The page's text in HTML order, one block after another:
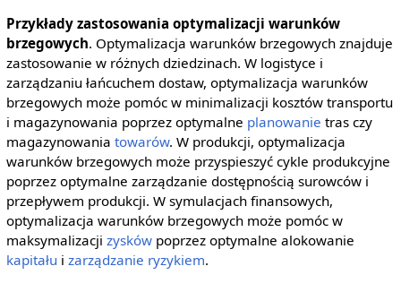
Przykłady zastosowania optymalizacji warunków
brzegowych. Optymalizacja warunków brzegowych znajduje
zastosowanie w różnych dziedzinach. W logistyce i
zarządzaniu łańcuchem dostaw, optymalizacja warunków
brzegowych może pomóc w minimalizacji kosztów transportu
i magazynowania poprzez optymalne planowanie tras czy
magazynowania towarów. W produkcji, optymalizacja
warunków brzegowych może przyspieszyć cykle produkcyjne
poprzez optymalne zarządzanie dostępnością surowców i
przepływem produkcji. W symulacjach finansowych,
optymalizacja warunków brzegowych może pomóc w
maksymalizacji zyskówpoprzez optymalne alokowanie
kapitału i zarządzanie ryzykiem.